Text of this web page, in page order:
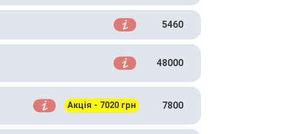
5460
48000
Акція - 7020 грн 7800